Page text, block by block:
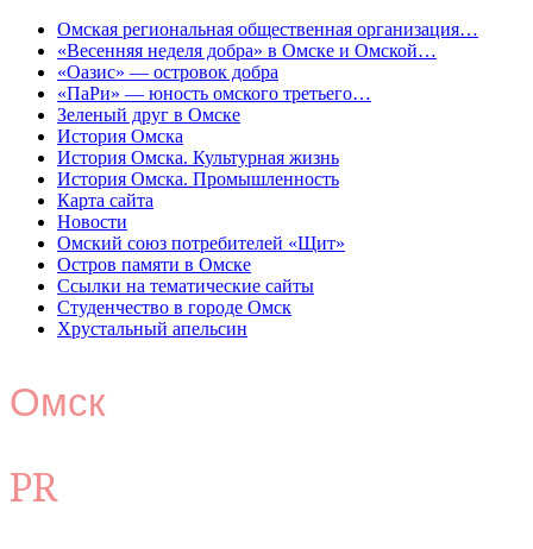
Омская региональная общественная организация…
«Весенняя неделя добра» в Омске и Омской…
«Оазис» — островок добра
«ПаРи» — юность омского третьего…
Зеленый друг в Омске
История Омска
История Омска. Культурная жизнь
История Омска. Промышленность
Карта сайта
Новости
Омский союз потребителей «Щит»
Остров памяти в Омске
Ссылки на тематические сайты
Студенчество в городе Омск
Хрустальный апельсин
Омск
PR